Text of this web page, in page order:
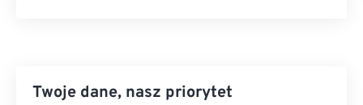
Twoje dane, nasz priorytet